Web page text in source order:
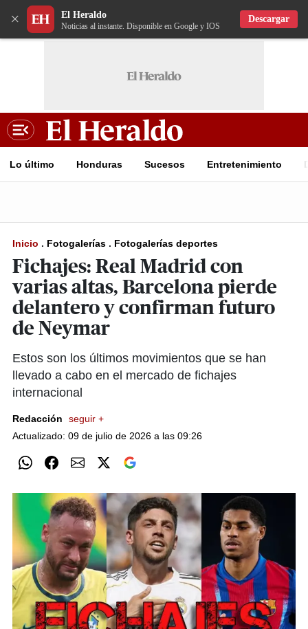
× El Heraldo
Noticias al instante. Disponible en Google y IOS
Descargar
Lo último Honduras Sucesos Entretenimiento
Inicio . Fotogalerías . Fotogalerías deportes
Fichajes: Real Madrid con
varias altas, Barcelona pierde
delantero y confirman futuro
de Neymar
Estos son los últimos movimientos que se han
llevado a cabo en el mercado de fichajes
internacional
Redacción
seguir +
Actualizado: 09 de julio de 2026 a las 09:26